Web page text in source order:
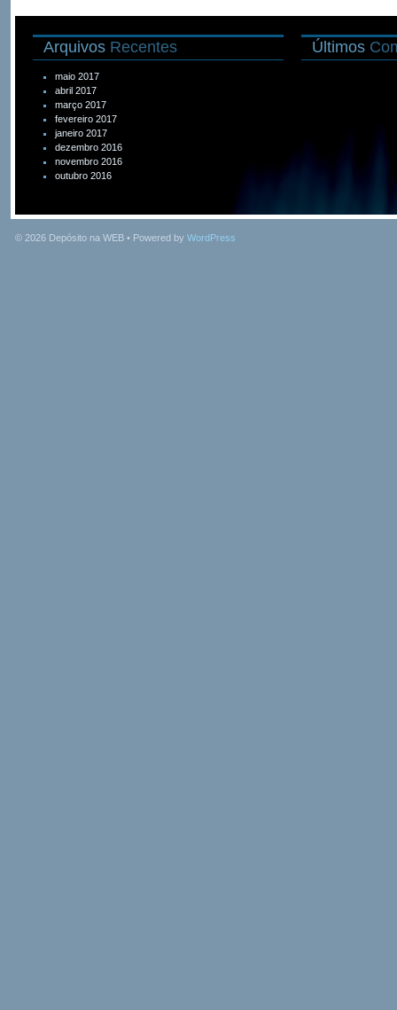
Arquivos Recentes
maio 2017
abril 2017
março 2017
fevereiro 2017
janeiro 2017
dezembro 2016
novembro 2016
outubro 2016
Últimos
© 2026 Depósito na WEB • Powered by WordPress